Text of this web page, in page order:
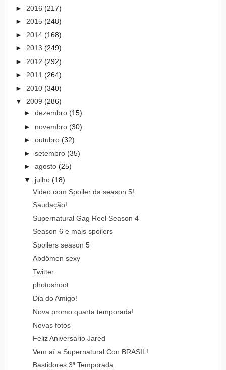
► 2016 (217)
► 2015 (248)
► 2014 (168)
► 2013 (249)
► 2012 (292)
► 2011 (264)
► 2010 (340)
▼ 2009 (286)
► dezembro (15)
► novembro (30)
► outubro (32)
► setembro (35)
► agosto (25)
▼ julho (18)
Video com Spoiler da season 5!
Saudação!
Supernatural Gag Reel Season 4
Season 6 e mais spoilers
Spoilers season 5
Abdômen sexy
Twitter
photoshoot
Dia do Amigo!
Nova promo quarta temporada!
Novas fotos
Feliz Aniversário Jared
Vem aí a Supernatural Con BRASIL!
Bastidores 3ª Temporada